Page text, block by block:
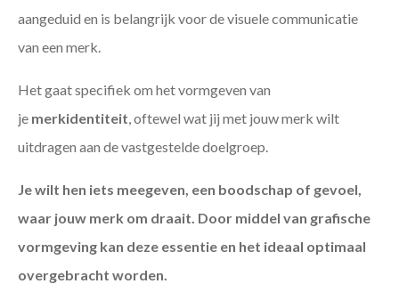
aangeduid en is belangrijk voor de visuele communicatie
van een merk.
Het gaat specifiek om het vormgeven van
je merkidentiteit , oftewel wat jij met jouw merk wilt
uitdragen aan de vastgestelde doelgroep.
Je wilt hen iets meegeven, een boodschap of gevoel,
waar jouw merk om draait. Door middel van grafische
vormgeving kan deze essentie en het ideaal optimaal
overgebracht worden.